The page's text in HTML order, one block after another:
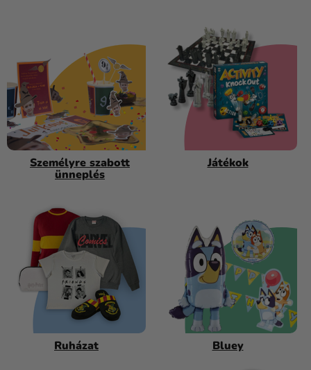
Személyre szabott
ünneplés
Játékok
Ruházat Bluey